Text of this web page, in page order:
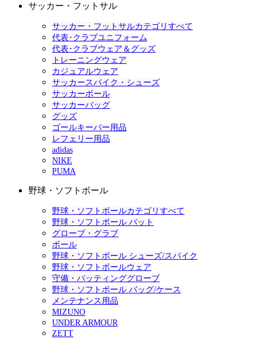
サッカー・フットサル
サッカー・フットサルカテゴリすべて
代表･クラブユニフォーム
代表･クラブウェア＆グッズ
トレーニングウェア
カジュアルウェア
サッカースパイク・シューズ
サッカーボール
サッカーバッグ
グッズ
ゴールキーパー用品
レフェリー用品
adidas
NIKE
PUMA
野球・ソフトボール
野球・ソフトボールカテゴリすべて
野球・ソフトボール バット
グローブ・グラブ
ボール
野球・ソフトボール シューズ/スパイク
野球・ソフトボールウェア
守備・バッティンググローブ
野球・ソフトボール バッグ/ケース
メンテナンス用品
MIZUNO
UNDER ARMOUR
ZETT